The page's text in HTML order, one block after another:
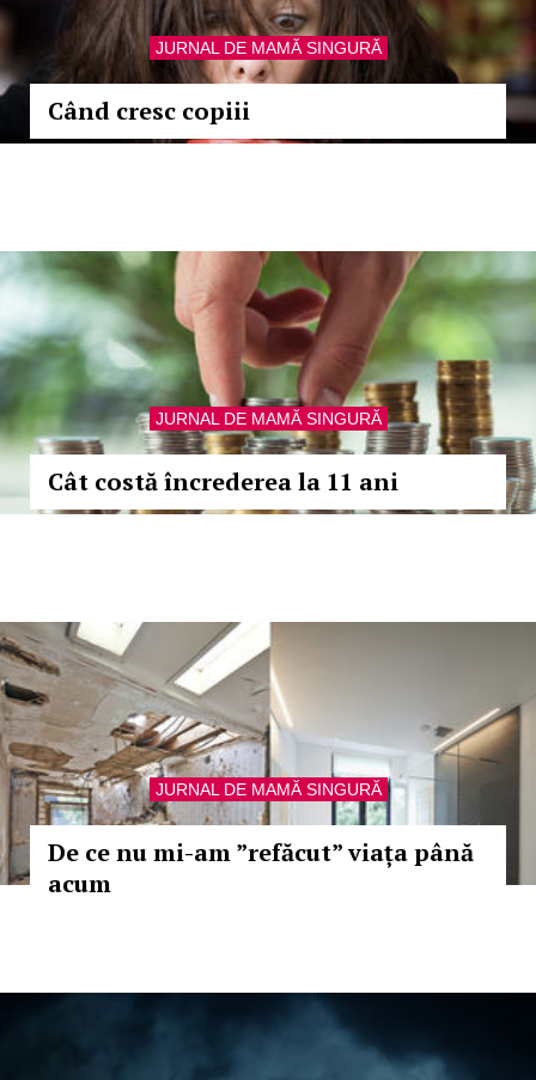
JURNAL DE MAMĂ SINGURĂ
Când cresc copiii
JURNAL DE MAMĂ SINGURĂ
Cât costă încrederea la 11 ani
JURNAL DE MAMĂ SINGURĂ
De ce nu mi-am ”refăcut” viața până
acum